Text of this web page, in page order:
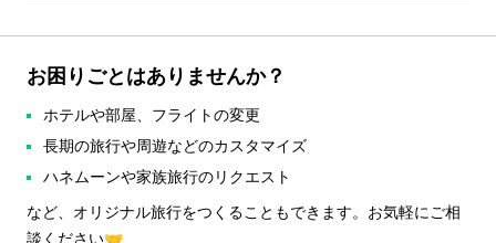
お困りごとはありませんか？
ホテルや部屋、フライトの変更
長期の旅行や周遊などのカスタマイズ
ハネムーンや家族旅行のリクエスト
など、オリジナル旅行をつくることもできます。お気軽にご相
談ください🤝